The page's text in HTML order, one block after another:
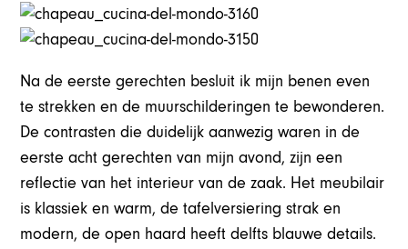
Na de eerste gerechten besluit ik mijn benen even
te strekken en de muurschilderingen te bewonderen.
De contrasten die duidelijk aanwezig waren in de
eerste acht gerechten van mijn avond, zijn een
reflectie van het interieur van de zaak. Het meubilair
is klassiek en warm, de tafelversiering strak en
modern, de open haard heeft delfts blauwe details.